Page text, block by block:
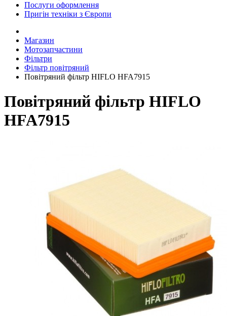
Послуги оформлення
Пригін техніки з Європи
Магазин
Мотозапчастини
Фільтри
Фільтр повітряний
Повітряний фільтр HIFLO HFA7915
Повітряний фільтр HIFLO
HFA7915